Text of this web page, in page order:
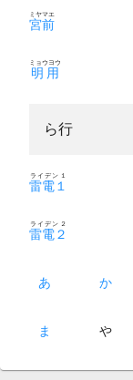
宮前
ミヤマエ
明用
ミョウヨウ
ら行
雷電１
ライデン１
雷電２
ライデン２
あ か
ま や